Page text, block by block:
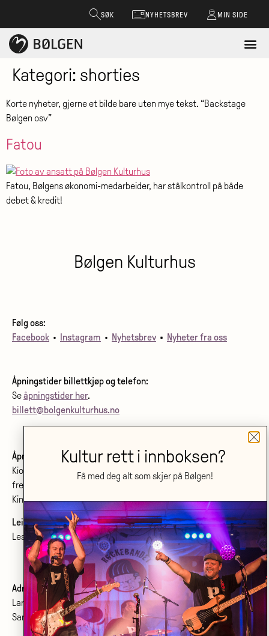
SØK NYHETSBREV MIN SIDE
Kategori: shorties
Korte nyheter, gjerne et bilde bare uten mye tekst. “Backstage
Bølgen osv”
Fatou
Fatou, Bølgens økonomi-medarbeider, har stålkontroll på både
debet & kredit!
Bølgen Kulturhus
Følg oss:
Facebook • Instagram • Nyhetsbrev• Nyheter fra oss
Åpningstider billettkjøp og telefon:
Seåpningstider her.
billett@bolgenkulturhus.no
Åpningstider kino:
Kiosken er åpen fra første film starter
frem til siste film starter.
Kinoprogram:www.bolgenkino.no
Leie lokale?
Les om konferanser og møtelokalerher.
Adresse:
Larvik kulturhus Bølgen KF
Sanden 2, 3264 Larvik
Kultur rett i innboksen?
Få med deg alt som skjer på Bølgen!